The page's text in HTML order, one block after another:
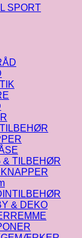
SPORT
& TILBEHØR
& DEKO